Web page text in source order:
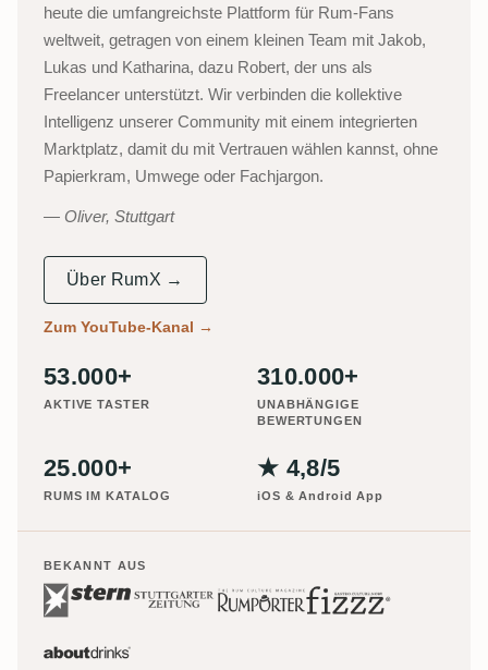
heute die umfangreichste Plattform für Rum-Fans
weltweit, getragen von einem kleinen Team mit Jakob,
Lukas und Katharina, dazu Robert, der uns als
Freelancer unterstützt. Wir verbinden die kollektive
Intelligenz unserer Community mit einem integrierten
Marktplatz, damit du mit Vertrauen wählen kannst, ohne
Papierkram, Umwege oder Fachjargon.
Oliver, Stuttgart
Über RumX →
Zum YouTube-Kanal →
53.000+
AKTIVE TASTER
310.000+
UNABHÄNGIGE
BEWERTUNGEN
25.000+
RUMS IM KATALOG
★ 4,8/5
iOS & Android App
BEKANNT AUS